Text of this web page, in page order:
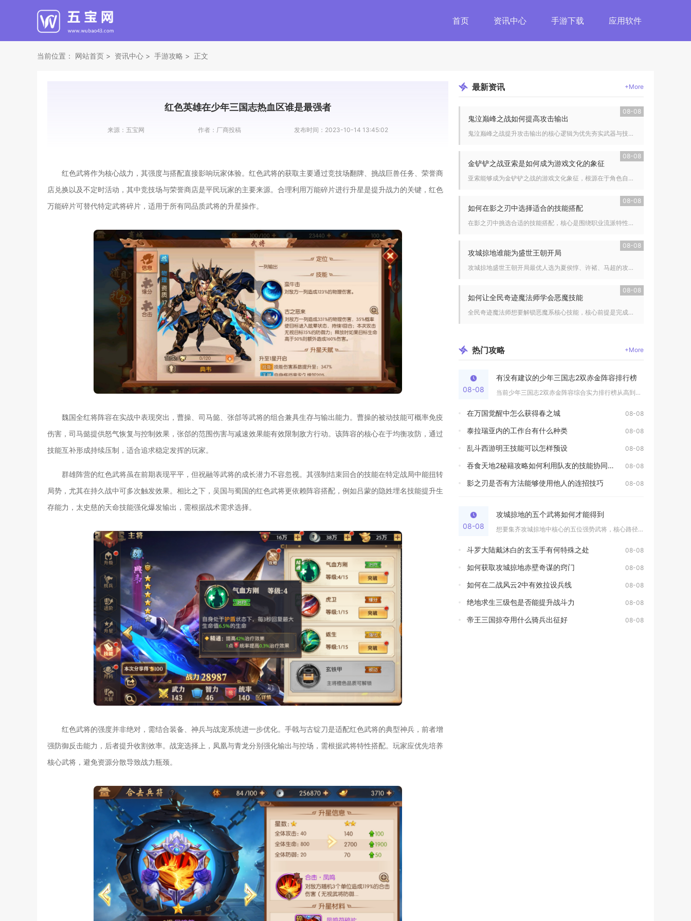
首页 资讯中心 手游下载 应用软件
当前位置： 网站首页 资讯中心 手游攻略 正文
红色英雄在少年三国志热血区谁是最强者
来源： 五宝网 作者： 厂商投稿 发布时间： 2023-10-14 13:45:02
红色武将作为核心战力，其强度与搭配直接影响玩家体验。红色武将的获取主要通过竞技场翻牌、挑战巨兽任务、荣誉商
店兑换以及不定时活动，其中竞技场与荣誉商店是平民玩家的主要来源。合理利用万能碎片进行升星是提升战力的关键，红色
万能碎片可替代特定武将碎片，适用于所有同品质武将的升星操作。
魏国全红将阵容在实战中表现突出，曹操、司马懿、张郃等武将的组合兼具生存与输出能力。曹操的被动技能可概率免疫
伤害，司马懿提供怒气恢复与控制效果，张郃的范围伤害与减速效果能有效限制敌方行动。该阵容的核心在于均衡攻防，通过
技能互补形成持续压制，适合追求稳定发挥的玩家。
群雄阵营的红色武将虽在前期表现平平，但祝融等武将的成长潜力不容忽视。其强制结束回合的技能在特定战局中能扭转
局势，尤其在持久战中可多次触发效果。相比之下，吴国与蜀国的红色武将更依赖阵容搭配，例如吕蒙的隐姓埋名技能提升生
存能力，太史慈的天命技能强化爆发输出，需根据战术需求选择。
红色武将的强度并非绝对，需结合装备、神兵与战宠系统进一步优化。手戟与古锭刀是适配红色武将的典型神兵，前者增
强防御反击能力，后者提升收割效率。战宠选择上，凤凰与青龙分别强化输出与控场，需根据武将特性搭配。玩家应优先培养
核心武将，避免资源分散导致战力瓶颈。
最新资讯 +More
08-08
鬼泣巅峰之战如何提高攻击输出
鬼泣巅峰之战提升攻击输出的核心逻辑为优先夯实武器与技能基础养...
08-08
金铲铲之战亚索是如何成为游戏文化的象征
亚索能够成为金铲铲之战的游戏文化象征，根源在于角色自带的玩家...
08-08
如何在影之刃中选择适合的技能搭配
在影之刃中挑选合适的技能搭配，核心是围绕职业流派特性，平衡杀...
08-08
攻城掠地谁能为盛世王朝开局
攻城掠地盛世王朝开局最优人选为夏侯惇、许褚、马超的攻守组合，...
08-08
如何让全民奇迹魔法师学会恶魔技能
全民奇迹魔法师想要解锁恶魔系核心技能，核心前提是完成多阶段转...
热门攻略 +More
08-08
有没有建议的少年三国志2双赤金阵容排行榜
当前少年三国志2双赤金阵容综合实力排行榜从高到低依次为蜀国双...
在万国觉醒中怎么获得春之城 08-08
泰拉瑞亚内的工作台有什么种类 08-08
乱斗西游明王技能可以怎样预设 08-08
吞食天地2秘籍攻略如何利用队友的技能协同作战 08-08
影之刃是否有方法能够使用他人的连招技巧 08-08
08-08
攻城掠地的五个武将如何才能得到
想要集齐攻城掠地中核心的五位强势武将，核心路径分为副本通关招...
斗罗大陆戴沐白的玄玉手有何特殊之处 08-08
如何获取攻城掠地赤壁奇谋的窍门 08-08
如何在二战风云2中有效拉设兵线 08-08
绝地求生三级包是否能提升战斗力 08-08
帝王三国掠夺用什么骑兵出征好 08-08